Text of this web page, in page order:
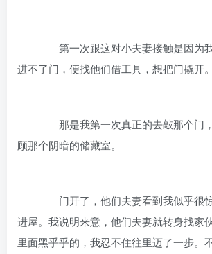
第一次跟这对小夫妻接触是因为我
进不了门，便找他们借工具，想把门撬开。
那是我第一次真正的去敲那个门
顾那个阴暗的储藏室。
门开了，他们夫妻看到我似乎很
进屋。我说明来意，他们夫妻就转身找家
里面黑乎乎的，我忍不住往里迈了一步。